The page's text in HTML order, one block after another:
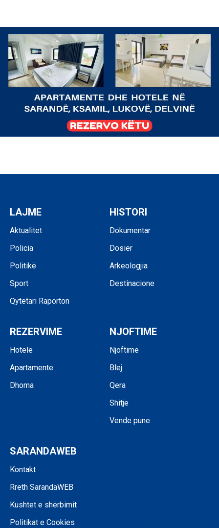
LAJME
Aktualitet
Policia
Politikë
Sport
Qytetari Raporton
HISTORI
Dokumentar
Dosier
Arkeologjia
Destinacione
REZERVIME
Hotele
Apartamente
Dhoma
NJOFTIME
Njoftime
Blej
Qera
Shitje
Vende pune
SARANDAWEB
Kontakt
Rreth SarandaWEB
Kushtet e shërbimit
Politikat e Cookies